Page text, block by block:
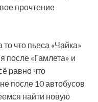
прочтение
что пьеса «Чайка»
после «Гамлета» и
равно что
после 10 автобусов
найти новую